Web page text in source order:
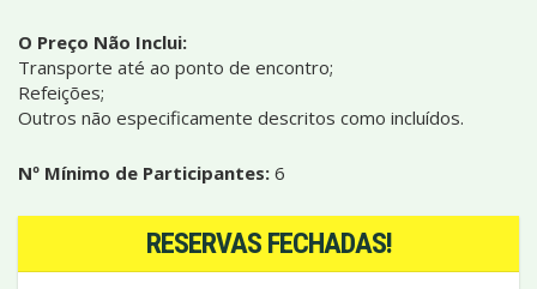
O Preço Não Inclui:
Transporte até ao ponto de encontro;
Refeições;
Outros não especificamente descritos como incluídos.
Nº Mínimo de Participantes: 6
RESERVAS FECHADAS!